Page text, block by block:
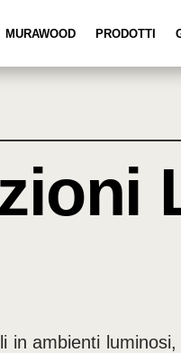
MURAWOOD PRODOTTI
in ambienti